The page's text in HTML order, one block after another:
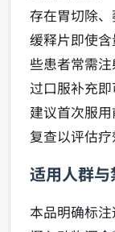
存在胃切除
缓释片即使
些患者常需
过口服补充
建议首次服
复查以评估疗
适用人群与
本品明确标